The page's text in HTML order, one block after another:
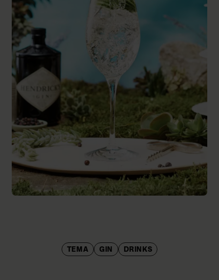
TEMA GIN DRINKS